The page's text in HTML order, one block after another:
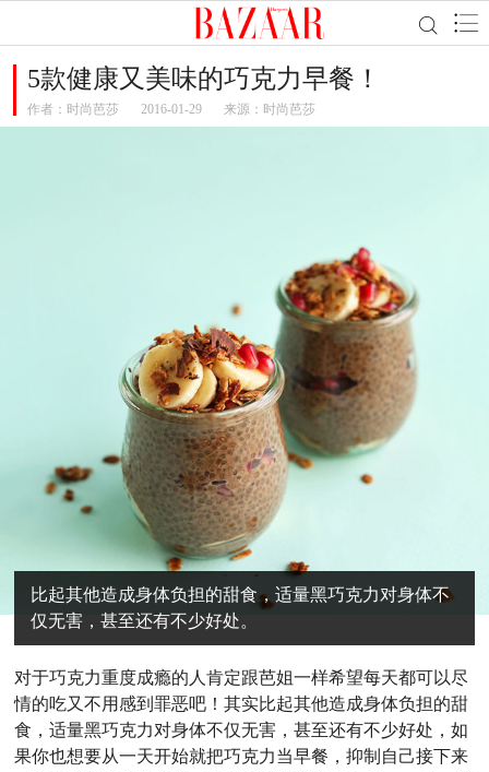
5款健康又美味的巧克力早餐！
作者： 时尚芭莎 2016-01-29 来源：时尚芭莎
比起其他造成身体负担的甜食，适量黑巧克力对身体不
仅无害，甚至还有不少好处。
对于巧克力重度成瘾的人肯定跟芭姐一样希望每天都可以尽
情的吃又不用感到罪恶吧！其实比起其他造成身体负担的甜
食，适量黑巧克力对身体不仅无害，甚至还有不少好处，如
果你也想要从一天开始就把巧克力当早餐，抑制自己接下来